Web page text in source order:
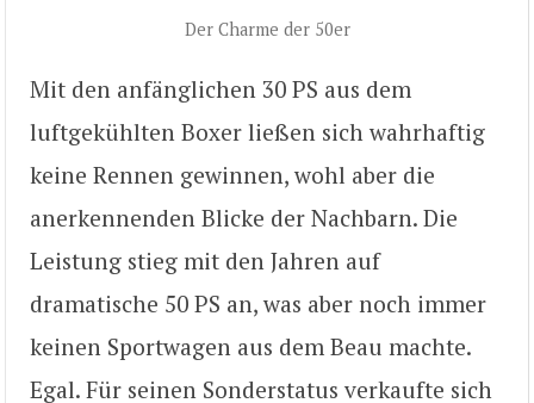
Der Charme der 50er
Mit den anfänglichen 30 PS aus dem
luftgekühlten Boxer ließen sich wahrhaftig
keine Rennen gewinnen, wohl aber die
anerkennenden Blicke der Nachbarn. Die
Leistung stieg mit den Jahren auf
dramatische 50 PS an, was aber noch immer
keinen Sportwagen aus dem Beau machte.
Egal. Für seinen Sonderstatus verkaufte sich